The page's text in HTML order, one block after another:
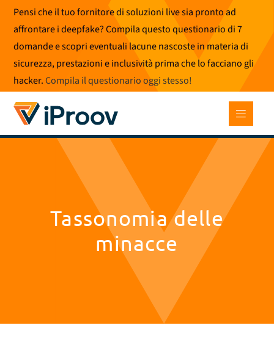
Vai
contenuto
Pensi che il tuo fornitore di soluzioni live sia pronto ad
affrontare i deepfake? Compila questo questionario di 7
domande e scopri eventuali lacune nascoste in materia di
sicurezza, prestazioni e inclusività prima che lo facciano gli
hacker.Compila il questionario oggi stesso!
Tassonomia delle
minacce